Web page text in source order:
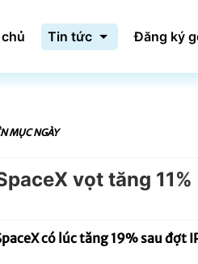
Tin tức Đăng ký
MỤC NGÀY
vọt tăng 11%
có lúc tăng 19% sau đợt